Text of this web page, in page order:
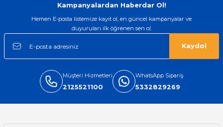
7.198,80 TL
Kampanyalardan Haberdar Ol!
Hemen E-posta listemize kayıt ol, en güncel kampanyalar ve
duyuruları ilk öğrenen sen ol.
Kaydol
Müşteri Hizmetleri
2125521100
WhatsApp Sipariş
5332829269